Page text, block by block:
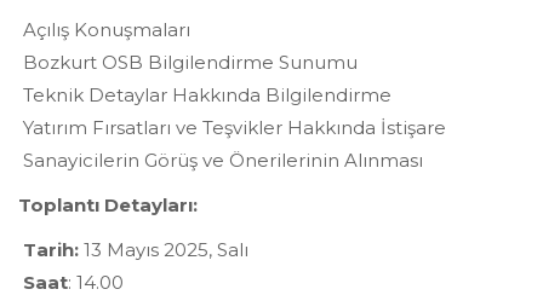
Açılış Konuşmaları
Bozkurt OSB Bilgilendirme Sunumu
Teknik Detaylar Hakkında Bilgilendirme
Yatırım Fırsatları ve Teşvikler Hakkında İstişare
Sanayicilerin Görüş ve Önerilerinin Alınması
Toplantı Detayları:
Tarih: 13 Mayıs 2025, Salı
Saat: 14.00